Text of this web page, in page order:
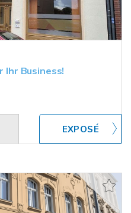
Ihr Business!